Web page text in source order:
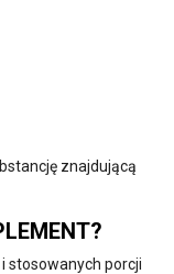
znajdującą
stosowanych porcji